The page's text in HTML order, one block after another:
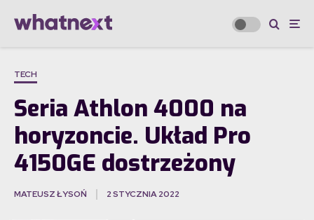
TECH
Seria Athlon 4000 na
horyzoncie. Układ Pro
4150GE dostrzeżony
MATEUSZ ŁYSOŃ 2 STYCZNIA 2022